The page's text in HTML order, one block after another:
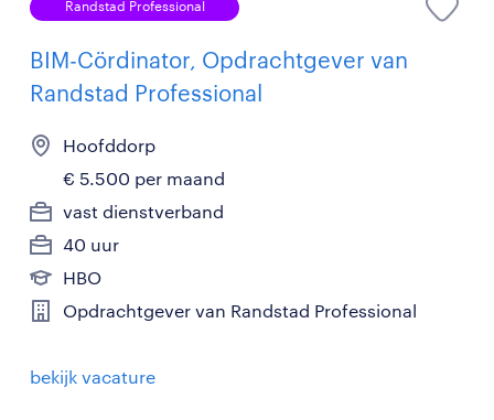
Randstad Professional
BIM-Cördinator, Opdrachtgever van
Randstad Professional
Hoofddorp
€ 5.500 per maand
vast dienstverband
40 uur
HBO
Opdrachtgever van Randstad Professional
bekijk vacature